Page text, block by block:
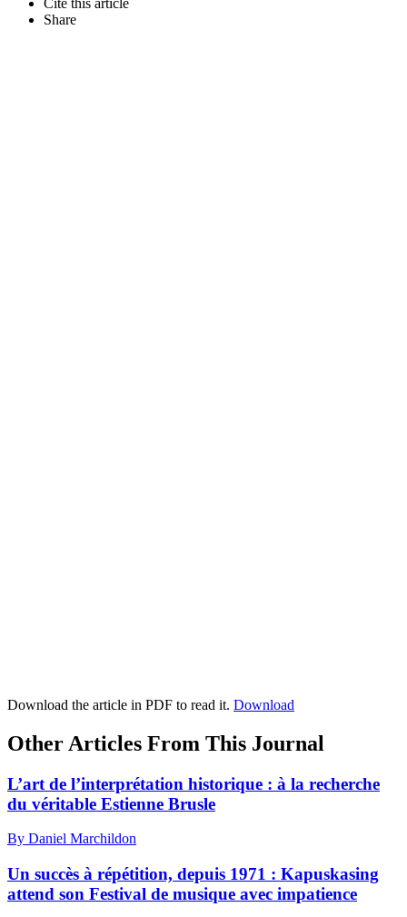
Share
Download the article in PDF to read it. Download
Other Articles From This Journal
L’art de l’interprétation historique : à la recherche
du véritable Estienne Brusle
By Daniel Marchildon
Un succès à répétition, depuis 1971 : Kapuskasing
attend son Festival de musique avec impatience